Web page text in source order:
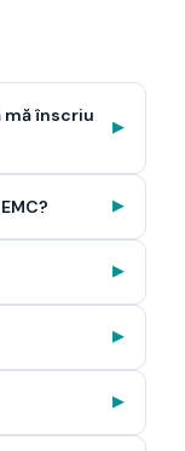
înscriu
▶
▶
▶
▶
▶